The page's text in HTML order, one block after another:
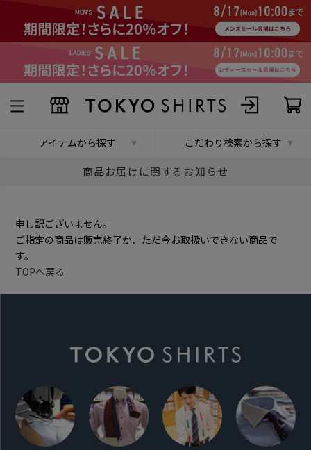
アイテムから探す こだわり検索から探す
商品お届けに関するお知らせ
申し訳ございません。
ご指定の商品は販売終了か、ただ今お取扱いできない商品で
す。
TOPへ戻る